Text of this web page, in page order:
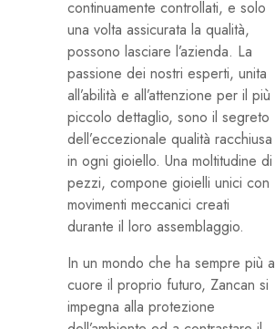
continuamente controllati, e solo
una volta assicurata la qualità,
possono lasciare l’azienda. La
passione dei nostri esperti, unita
all’abilità e all’attenzione per il più
piccolo dettaglio, sono il segreto
dell’eccezionale qualità racchiusa
in ogni gioiello. Una moltitudine di
pezzi, compone gioielli unici con
movimenti meccanici creati
durante il loro assemblaggio.
In un mondo che ha sempre più a
cuore il proprio futuro, Zancan si
impegna alla protezione